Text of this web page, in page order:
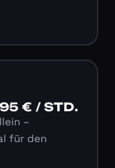
95 € / STD.
–
für den